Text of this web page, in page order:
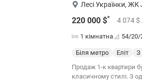
Лесі Українки, ЖК
220 000 $* 4 074 $
1 кімнатна 54/20/
Біля метро Еліт З
Продаж 1-к квартири бульв. Лесі Українки
класичному стилі. З